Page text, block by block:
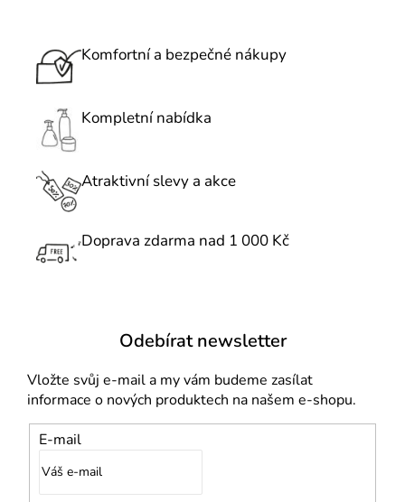
á
c
r
y
i
s
u
Komfortní a bezpečné nákupy
Kompletní nabídka
Atraktivní slevy a akce
Doprava zdarma nad 1 000 Kč
Odebírat newsletter
Vložte svůj e-mail a my vám budeme zasílat
informace o nových produktech na našem e-shopu.
E-mail